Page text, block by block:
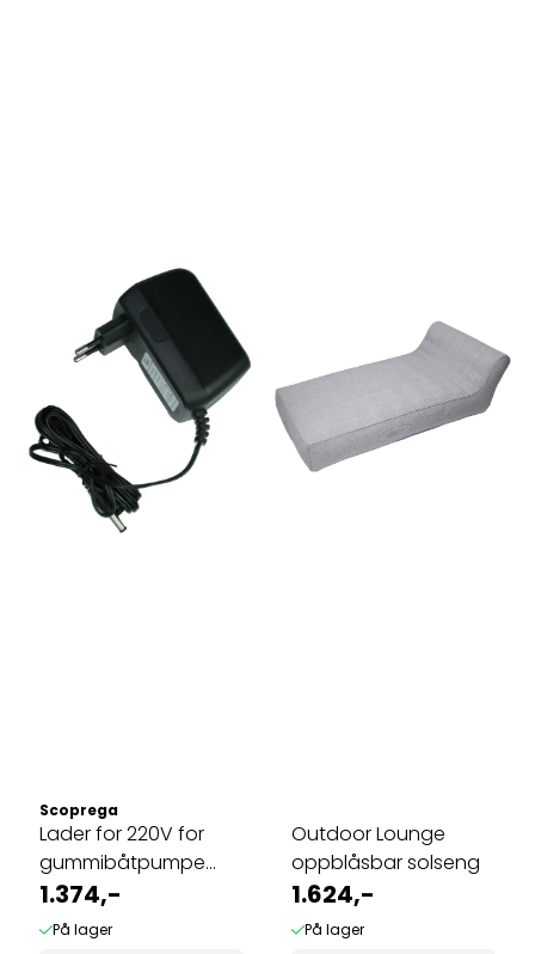
Scoprega
Lader for 220V for
gummibåtpumpe
1038437
1.374,-
På lager
Outdoor Lounge
oppblåsbar solseng
1.624,-
På lager